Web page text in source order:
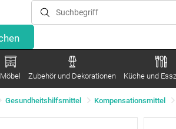
Möbel Zubehör und Dekorationen Küche und
Gesundheitshilfsmittel Kompensationsmittel